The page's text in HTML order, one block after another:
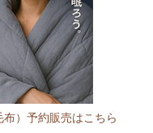
）予約販売はこちら